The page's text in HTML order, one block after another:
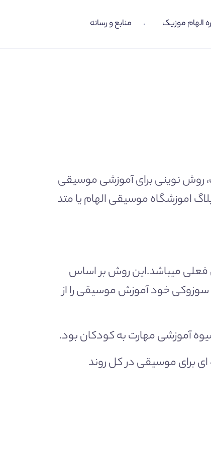
الهام موزیک منابع و رسانه
که داشت، روش نوینی برای آموزشی موسیقی
اموزشگاه موسیقی الهامیا متد
فعلی میباشد.این روش بر اساس
خود آموزش موسیقی را از
آموزشی مهارت به کودکان بود.
برای موسیقی در کل روند